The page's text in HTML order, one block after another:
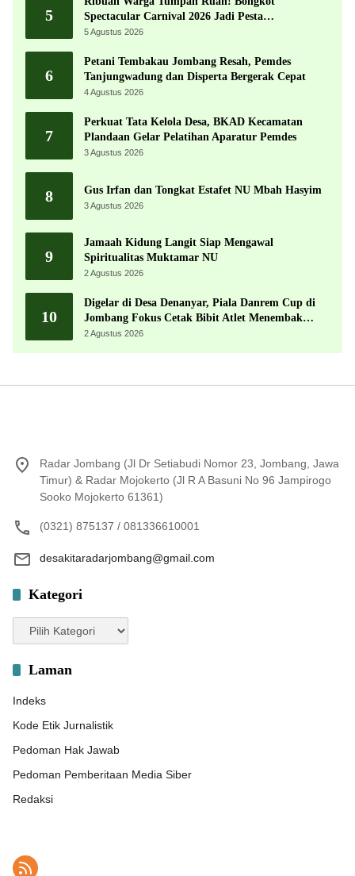
5
Spectacular Carnival 2026 Jadi Pesta
Kemerdekaan Terbesar di Peterongan
5 Agustus 2026
6
Petani Tembakau Jombang Resah, Pemdes
Tanjungwadung dan Disperta Bergerak Cepat
4 Agustus 2026
7
Perkuat Tata Kelola Desa, BKAD Kecamatan
Plandaan Gelar Pelatihan Aparatur Pemdes
3 Agustus 2026
8 Gus Irfan dan Tongkat Estafet NU Mbah Hasyim
3 Agustus 2026
9
Jamaah Kidung Langit Siap Mengawal
Spiritualitas Muktamar NU
2 Agustus 2026
10
Digelar di Desa Denanyar, Piala Danrem Cup di
Jombang Fokus Cetak Bibit Atlet Menembak
Berprestasi
2 Agustus 2026
Radar Jombang (Jl Dr Setiabudi Nomor 23, Jombang, Jawa
Timur) & Radar Mojokerto (Jl R A Basuni No 96 Jampirogo
Sooko Mojokerto 61361)
(0321) 875137 / 081336610001
desakitaradarjombang@gmail.com
Kategori
Kategori
Laman
Indeks
Kode Etik Jurnalistik
Pedoman Hak Jawab
Pedoman Pemberitaan Media Siber
Redaksi